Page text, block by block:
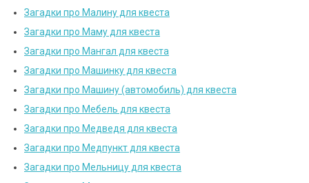
Загадки про Малину для квеста
Загадки про Маму для квеста
Загадки про Мангал для квеста
Загадки про Машинку для квеста
Загадки про Машину (автомобиль) для квеста
Загадки про Мебель для квеста
Загадки про Медведя для квеста
Загадки про Медпункт для квеста
Загадки про Мельницу для квеста